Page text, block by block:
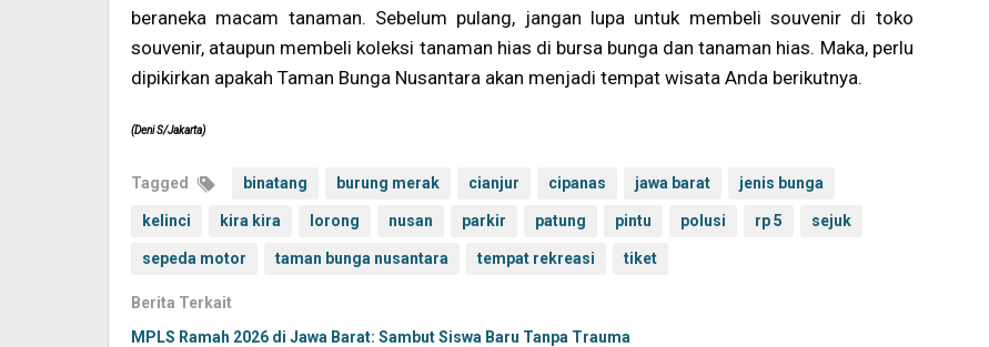
beraneka macam tanaman. Sebelum pulang, jangan lupa untuk membeli souvenir di toko
souvenir, ataupun membeli koleksi tanaman hias di bursa bunga dan tanaman hias. Maka, perlu
dipikirkan apakah Taman Bunga Nusantara akan menjadi tempat wisata Anda berikutnya.
(Deni S/Jakarta)
Tagged binatang burung merak cianjur cipanas jawa barat jenis bunga
kelinci kira kira lorong nusan parkir patung pintu polusi rp 5 sejuk
sepeda motor taman bunga nusantara tempat rekreasi tiket
Berita Terkait
MPLS Ramah 2026 di Jawa Barat: Sambut Siswa Baru Tanpa Trauma